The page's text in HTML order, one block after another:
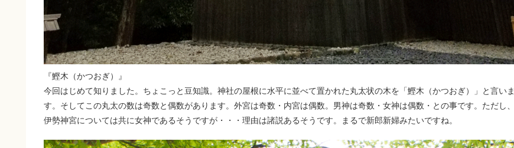
『鰹木（かつおぎ）』
今回はじめて知りました。ちょこっと豆知識。神社の屋根に水平に並べて置かれた丸太状の木を「鰹木（かつおぎ）」と言いま
す。そしてこの丸太の数は奇数と偶数があります。外宮は奇数・内宮は偶数。男神は奇数・女神は偶数・との事です。ただし、
伊勢神宮については共に女神であるそうですが・・・理由は諸説あるそうです。まるで新郎新婦みたいですね。